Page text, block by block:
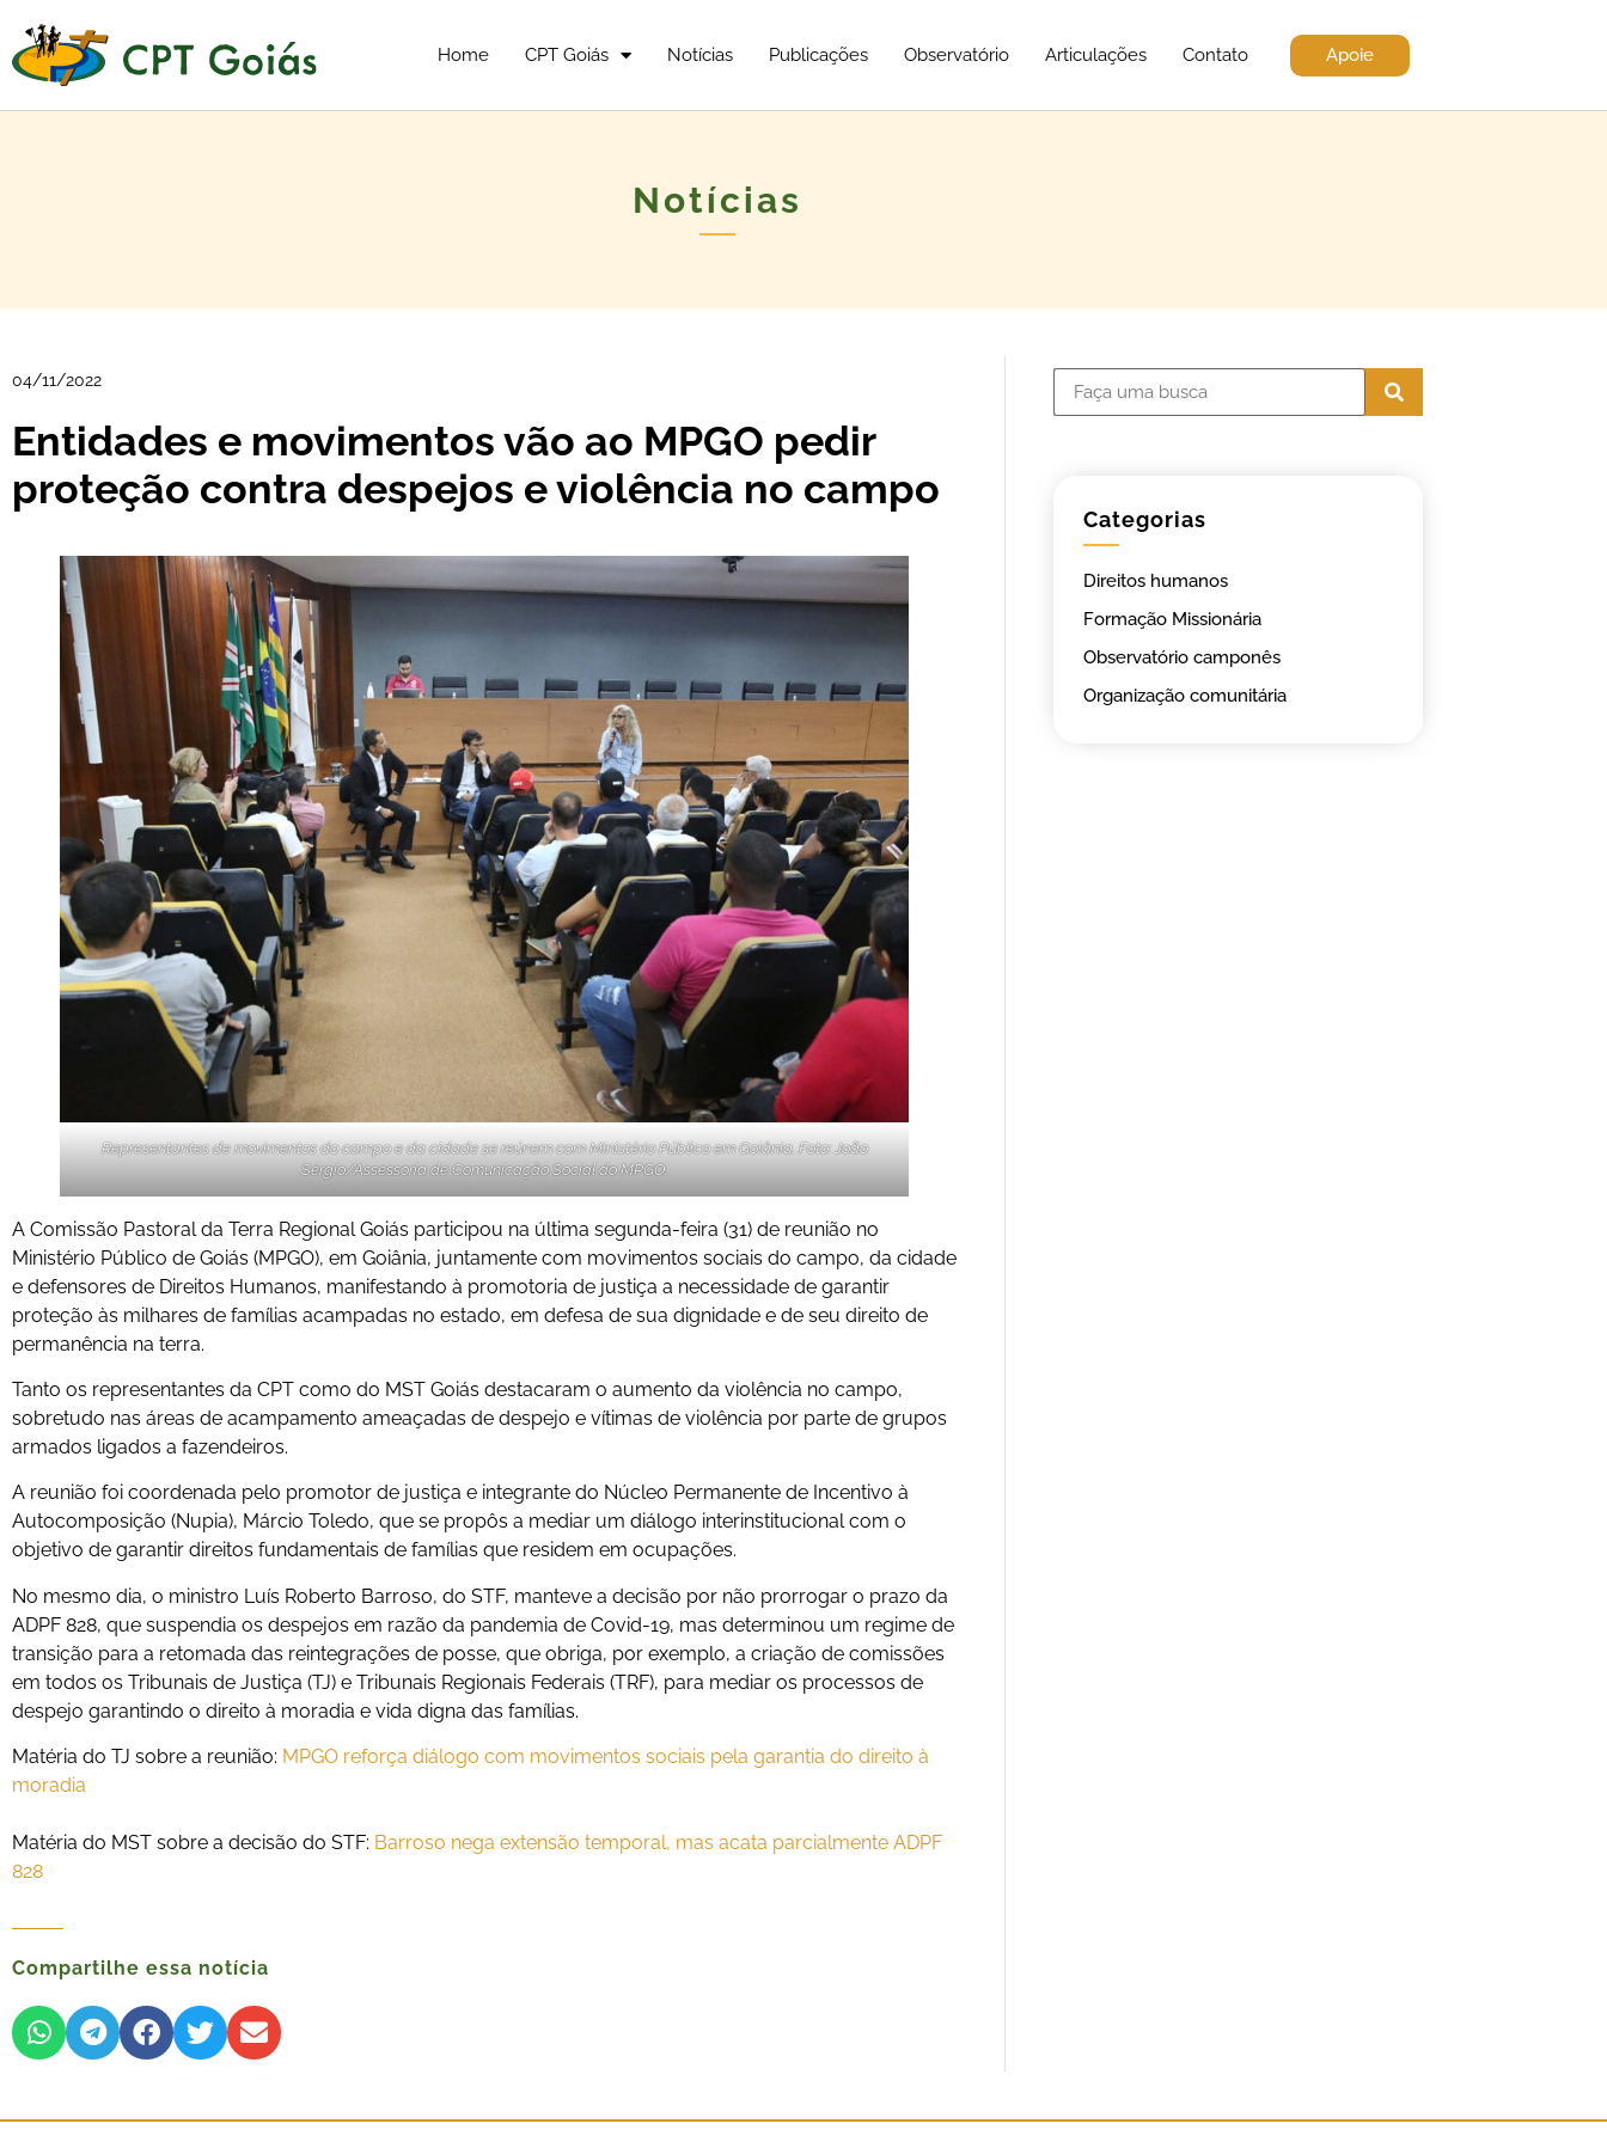
Home CPT Goiás Notícias Publicações Observatório Articulações Contato Apoie
Notícias
04/11/2022
Entidades e movimentos vão ao MPGO pedir
proteção contra despejos e violência no campo
Representantes de movimentos do campo e da cidade se reúnem com Ministério Público em Goiânia. Foto:João
Sérgio/Assessoria de Comunicação Social do MPGO.
A Comissão Pastoral da Terra Regional Goiás participou na última segunda-feira (31) de reunião no
Ministério Público de Goiás (MPGO), em Goiânia, juntamente com movimentos sociais do campo, da cidade
e defensores de Direitos Humanos, manifestando à promotoria de justiça a necessidade de garantir
proteção às milhares de famílias acampadas no estado, em defesa de sua dignidade e de seu direito de
permanência na terra.
Tanto os representantes da CPT como do MST Goiás destacaram o aumento da violência no campo,
sobretudo nas áreas de acampamento ameaçadas de despejo e vítimas de violência por parte de grupos
armados ligados a fazendeiros.
A reunião foi coordenada pelo promotor de justiça e integrante do Núcleo Permanente de Incentivo à
Autocomposição (Nupia), Márcio Toledo, que se propôs a mediar um diálogo interinstitucional com o
objetivo de garantir direitos fundamentais de famílias que residem em ocupações.
No mesmo dia, o ministro Luís Roberto Barroso, do STF, manteve a decisão por não prorrogar o prazo da
ADPF 828, que suspendia os despejos em razão da pandemia de Covid-19, mas determinou um regime de
transição para a retomada das reintegrações de posse, que obriga, por exemplo, a criação de comissões
em todos os Tribunais de Justiça (TJ) e Tribunais Regionais Federais (TRF), para mediar os processos de
despejo garantindo o direito à moradia e vida digna das famílias.
Matéria do TJ sobre a reunião: MPGO reforça diálogo com movimentos sociais pela garantia do direito à
moradia
Matéria do MST sobre a decisão do STF: Barroso nega extensão temporal, mas acata parcialmente ADPF
828
Compartilhe essa notícia
Categorias
Direitos humanos
Formação Missionária
Observatório camponês
Organização comunitária